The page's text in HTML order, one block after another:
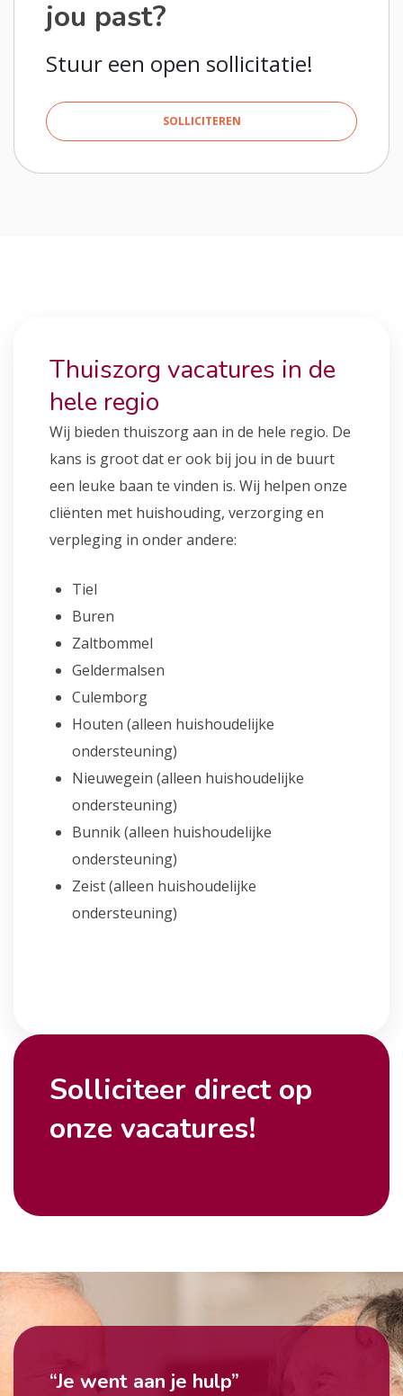
jou past?
Stuur een open sollicitatie!
SOLLICITEREN
Thuiszorg vacatures in de
hele regio
Wij bieden thuiszorg aan in de hele regio. De
kans is groot dat er ook bij jou in de buurt
een leuke baan te vinden is. Wij helpen onze
cliënten met huishouding, verzorging en
verpleging in onder andere:
Tiel
Buren
Zaltbommel
Geldermalsen
Culemborg
Houten (alleen huishoudelijke
ondersteuning)
Nieuwegein (alleen huishoudelijke
ondersteuning)
Bunnik (alleen huishoudelijke
ondersteuning)
Zeist (alleen huishoudelijke
ondersteuning)
Solliciteer direct op
onze vacatures!
“Je went aan je hulp”